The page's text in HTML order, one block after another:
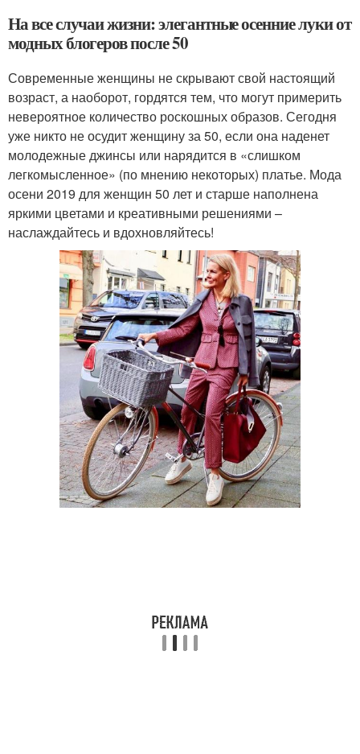
На все случаи жизни: элегантные осенние луки от
модных блогеров после 50
Современные женщины не скрывают свой настоящий
возраст, а наоборот, гордятся тем, что могут примерить
невероятное количество роскошных образов. Сегодня
уже никто не осудит женщину за 50, если она наденет
молодежные джинсы или нарядится в «слишком
легкомысленное» (по мнению некоторых) платье. Мода
осени 2019 для женщин 50 лет и старше наполнена
яркими цветами и креативными решениями –
наслаждайтесь и вдохновляйтесь!